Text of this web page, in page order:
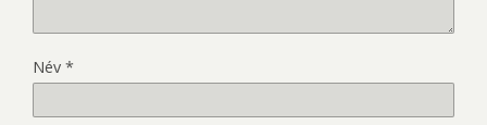
Név *